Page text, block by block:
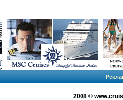
2008 ©